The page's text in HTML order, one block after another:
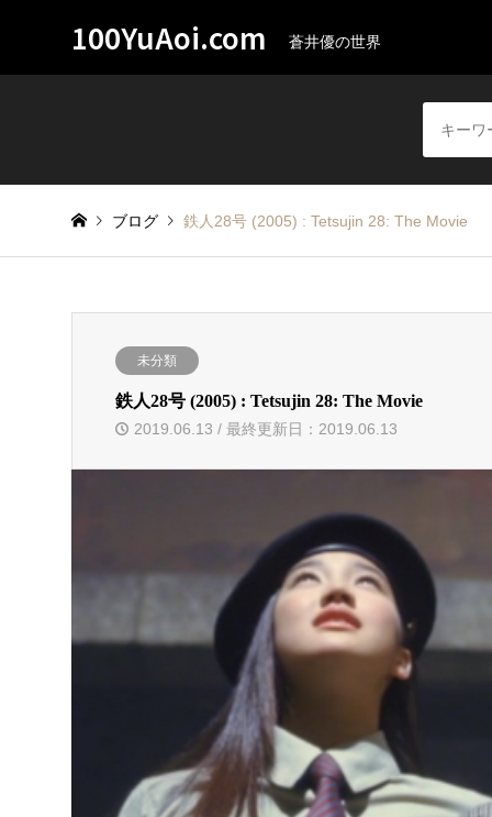
100YuAoi.com 蒼井優の世界
ブログ 鉄人28号 (2005) : Tetsujin 28: The Movie
未分類
鉄人28号 (2005) : Tetsujin 28: The Movie
2019.06.13 / 最終更新日：2019.06.13